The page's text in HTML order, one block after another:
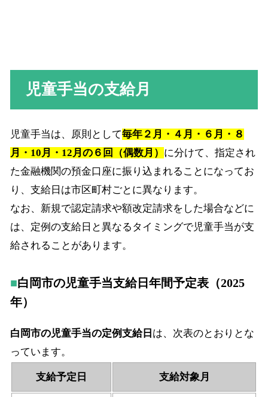
児童手当の支給月
児童手当は、原則として毎年２月・４月・６月・８
月・10月・12月の６回（偶数月） に分けて、指定され
た金融機関の預金口座に振り込まれることになってお
り、支給日は市区町村ごとに異なります。
なお、新規で認定請求や額改定請求をした場合などに
は、定例の支給日と異なるタイミングで児童手当が支
給されることがあります。
白岡市の児童手当支給日年間予定表（2025
年）
白岡市の児童手当の定例支給日 は、次表のとおりとな
っています。
支給予定日 支給対象月